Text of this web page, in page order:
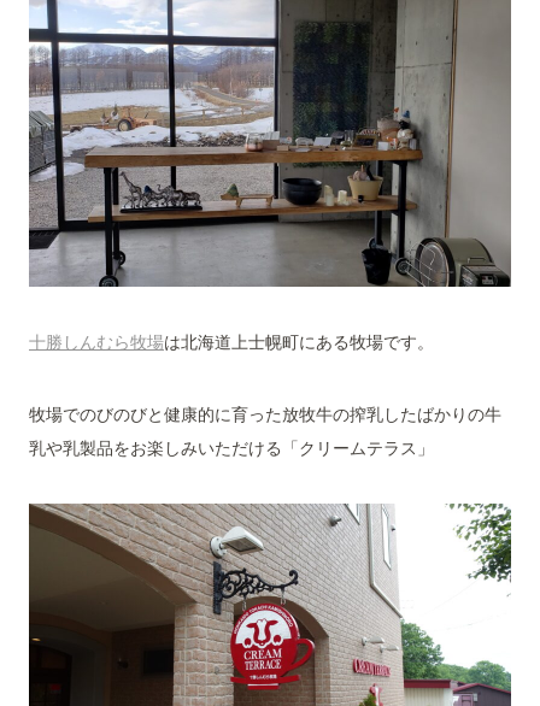
十勝しんむら牧場は北海道上士幌町にある牧場です。
牧場でのびのびと健康的に育った放牧牛の搾乳したばかりの牛
乳や乳製品をお楽しみいただける「クリームテラス」